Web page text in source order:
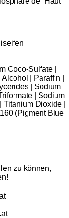
Coco-Sulfate |
| Paraffin |
| Sodium
| Sodium
Dioxide |
(Pigment Blue
zu können,